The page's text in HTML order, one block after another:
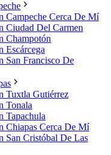
Campeche Cerca De Mí
Ciudad Del Carmen
Champotón
Escárcega
San Francisco De
Tuxtla Gutiérrez
Tonala
Tapachula
Chiapas Cerca De Mí
San Cristóbal De Las